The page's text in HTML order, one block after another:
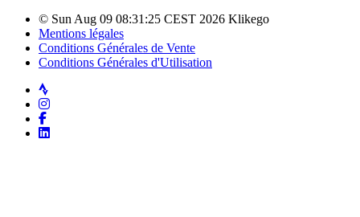
© Sun Aug 09 08:31:25 CEST 2026 Klikego
Mentions légales
Conditions Générales de Vente
Conditions Générales d'Utilisation
Strava
Instagram
Facebook